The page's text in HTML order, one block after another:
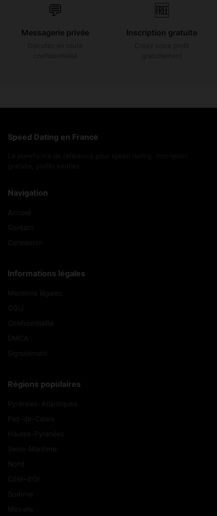
💬
Messagerie privée
🆓
Inscription gratuite
Speed Dating en France
Navigation
Informations légales
Régions populaires